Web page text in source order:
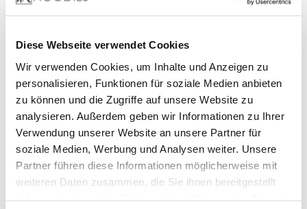
Diese Webseite verwendet Cookies
Wir verwenden Cookies, um Inhalte und Anzeigen zu
personalisieren, Funktionen für soziale Medien anbieten
zu können und die Zugriffe auf unsere Website zu
analysieren. Außerdem geben wir Informationen zu Ihrer
Verwendung unserer Website an unsere Partner für
soziale Medien, Werbung und Analysen weiter. Unsere
Partner führen diese Informationen möglicherweise mit
weiteren Daten zusammen, die Sie ihnen bereitgestellt
Zertifizierungen:
Vegan, BSCI Oeko-Tex, SEDEX, WRAP, Marl :
Recycled Polyester